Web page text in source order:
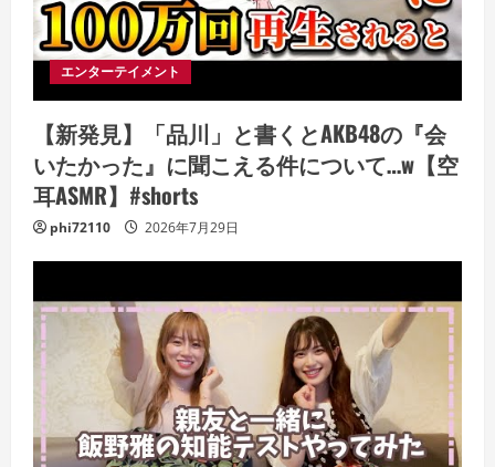
エンターテイメント
【新発見】「品川」と書くとAKB48の『会
いたかった』に聞こえる件について…w【空
耳ASMR】#shorts
phi72110 2026年7月29日